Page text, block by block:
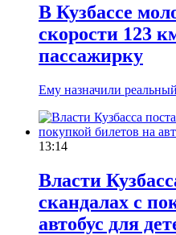
В Кузбассе
скорости 123
пассажирку
Ему назначили
13:14
Власти
скандалах с
автобус для